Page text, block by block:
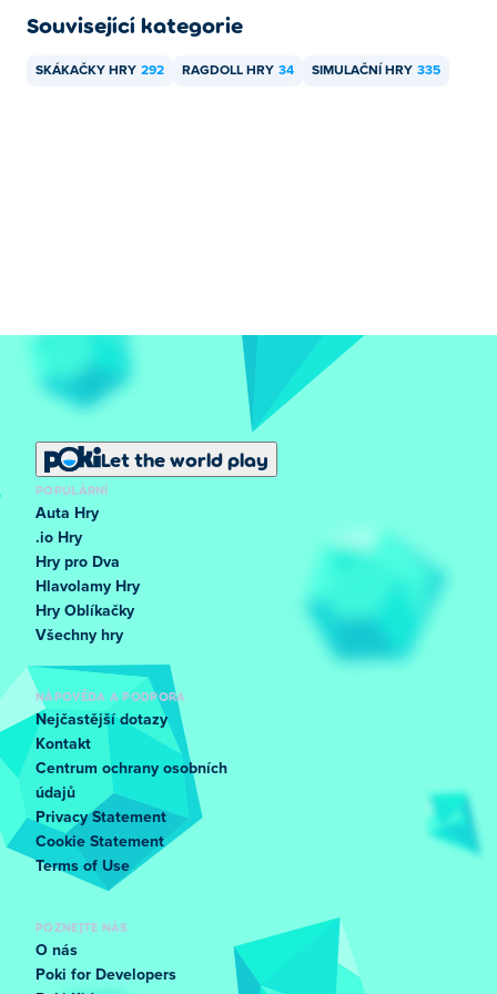
Související kategorie
SKÁKAČKY HRY 292 RAGDOLL HRY 34 SIMULAČNÍ HRY 335
Let the world play
POPULÁRNÍ
Auta Hry
.io Hry
Hry pro Dva
Hlavolamy Hry
Hry Oblíkačky
Všechny hry
NÁPOVĚDA A PODPORA
Nejčastější dotazy
Kontakt
Centrum ochrany osobních
údajů
Privacy Statement
Cookie Statement
Terms of Use
POZNEJTE NÁS
O nás
Poki for Developers